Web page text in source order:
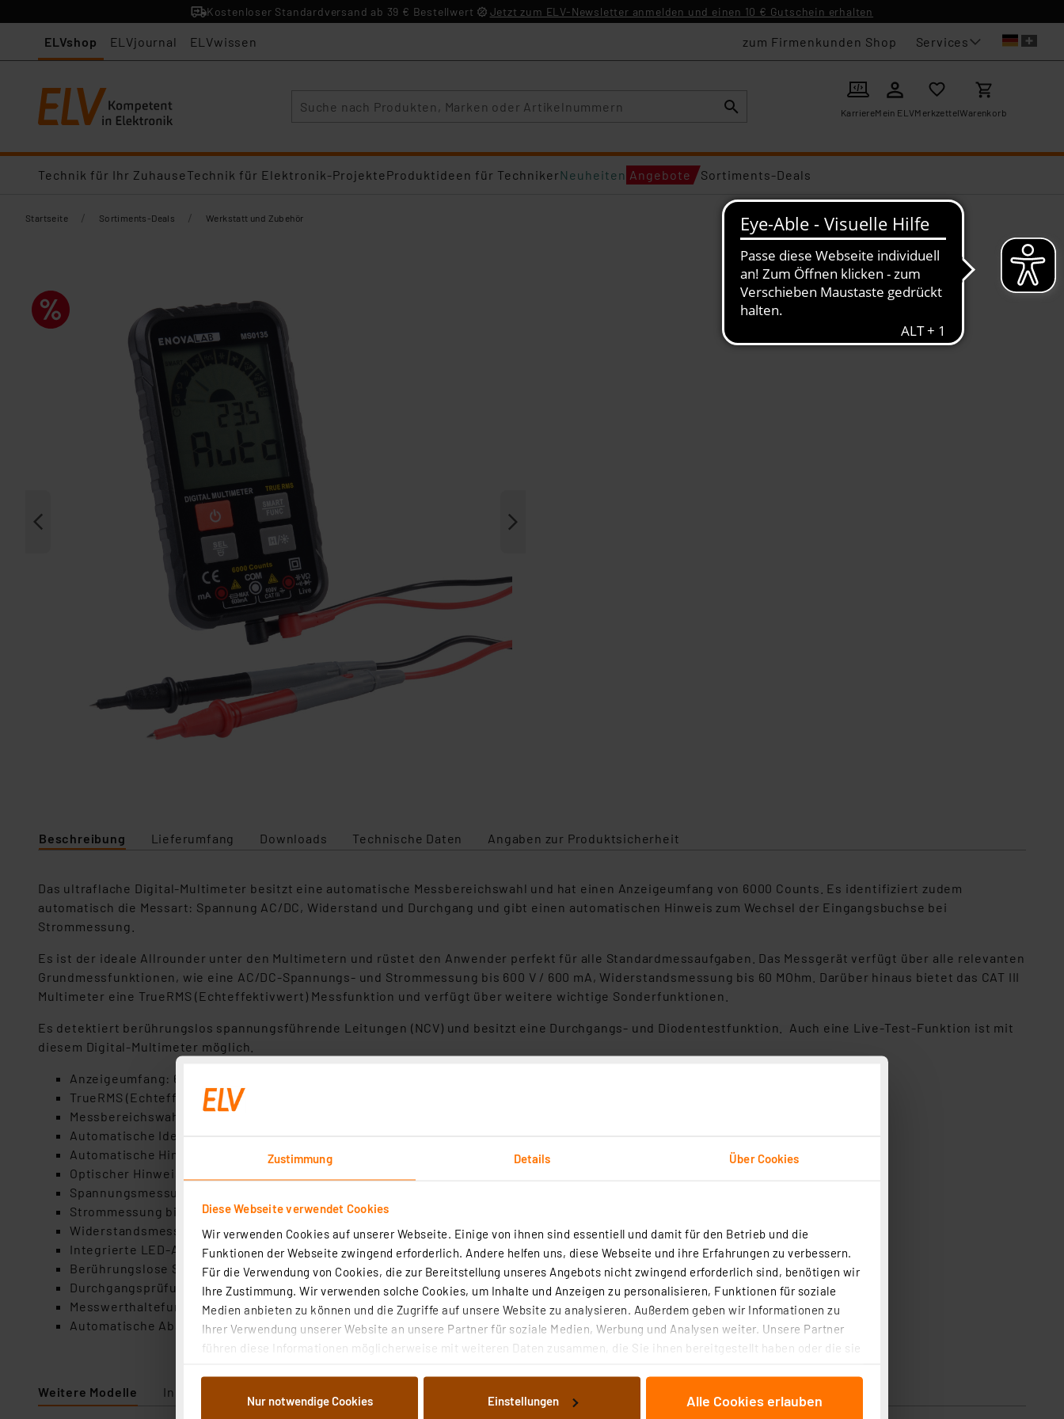
Zustimmung Details Über Cookies
Diese Webseite verwendet Cookies
Wir verwenden Cookies auf unserer Webseite. Einige von ihnen sind essentiell und damit für den Betrieb und die
Funktionen der Webseite zwingend erforderlich. Andere helfen uns, diese Webseite und ihre Erfahrungen zu verbessern.
Für die Verwendung von Cookies, die zur Bereitstellung unseres Angebots nicht zwingend erforderlich sind, benötigen wir
Ihre Zustimmung. Wir verwenden solche Cookies, um Inhalte und Anzeigen zu personalisieren, Funktionen für soziale
Medien anbieten zu können und die Zugriffe auf unsere Website zu analysieren. Außerdem geben wir Informationen zu
Ihrer Verwendung unserer Website an unsere Partner für soziale Medien, Werbung und Analysen weiter. Unsere Partner
führen diese Informationen möglicherweise mit weiteren Daten zusammen, die Sie ihnen bereitgestellt haben oder die sie
Weiterverarbeitung für die nachfolgend dargestellten bzw. die von Ihnen ausgewählten Verarbeitungszwecke (Art. 6
Nur notwendige Cookies Einstellungen Alle Cookies erlauben
Kostenloser Standardversand ab 39 € Bestellwert Jetzt zum ELV-Newsletter anmelden und einen 10 € Gutschein erhalten
ELVshop ELVjournal ELVwissen zum Firmenkunden Shop Services
KarriereMein ELVMerkzettelWarenkorb
Technik für Ihr ZuhauseTechnik für Elektronik-ProjekteProduktideen für TechnikerNeuheiten Angebote Sortiments-Deals
Startseite / Sortiments-Deals / Werkstatt und Zubehör
Beschreibung Lieferumfang Downloads Technische Daten Angaben zur Produktsicherheit
Das ultraflache Digital-Multimeter besitzt eine automatische Messbereichswahl und hat einen Anzeigeumfang von 6000 Counts. Es identifiziert zudem
automatisch die Messart: Spannung AC/DC, Widerstand und Durchgang und gibt einen automatischen Hinweis zum Wechsel der Eingangsbuchse bei
Strommessung.
Es ist der ideale Allrounder unter den Multimetern und rüstet den Anwender perfekt für alle Standardmessaufgaben. Das Messgerät verfügt über alle relevanten
Grundmessfunktionen, wie eine AC/DC-Spannungs- und Strommessung bis 600 V / 600 mA, Widerstandsmessung bis 60 MOhm. Darüber hinaus bietet das CAT III
Multimeter eine TrueRMS (Echteffektivwert) Messfunktion und verfügt über weitere wichtige Sonderfunktionen.
Es detektiert berührungslos spannungsführende Leitungen (NCV) und besitzt eine Durchgangs- und Diodentestfunktion. Auch eine Live-Test-Funktion ist mit
diesem Digital-Multimeter möglich.
Anzeigeumfang: 6000 Counts Display, beleuchtet
TrueRMS (Echteffektivwertmessung)
Messbereichswahl: automatisch
Automatische Identifizierung der Messart: Spannung AC/DC, Widerstand und Durchgang
Automatische Hinweisfunktion zum Wechsel der Eingangsbuchse bei Strommessung
Optischer Hinweis bei durchgebrannter Gerätesicherung
Spannungsmessung bis 600 V AC/DC
Strommessung bis 600 mA AC/DC
Widerstandsmessung bis 60 MOhm
Integrierte LED-Arbeitsleuchte für schlecht beleuchtete Messumgebungen
Berührungslose Spannungsprüfung (NCV), Live Test
Durchgangsprüfung und Diodentest
Messwerthaltefunktion (data hold)
Automatische Abschaltung und Low-Battery-Indikator
Weitere Modelle In Fachbeitrag enthalten